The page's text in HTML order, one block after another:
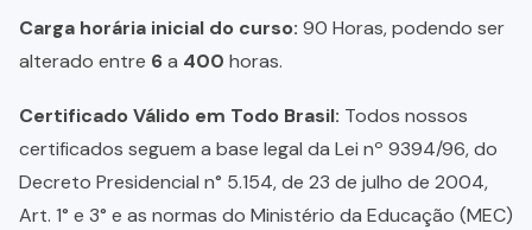
Carga horária inicial do curso: 90 Horas, podendo ser
alterado entre 6a 400 horas.
Certificado Válido em Todo Brasil: Todos nossos
certificados seguem a base legal da Lei nº 9394/96, do
Decreto Presidencial n° 5.154, de 23 de julho de 2004,
Art. 1° e 3° e as normas do Ministério da Educação (MEC)